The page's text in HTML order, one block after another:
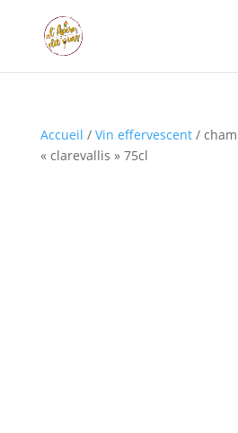
Accueil / Vin effervescent/
« clarevallis » 75cl